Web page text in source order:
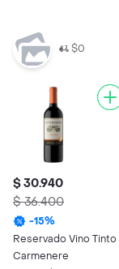
$0
$ 30.940
$ 36.400
-15%
Reservado Vino Tinto
Carmenere